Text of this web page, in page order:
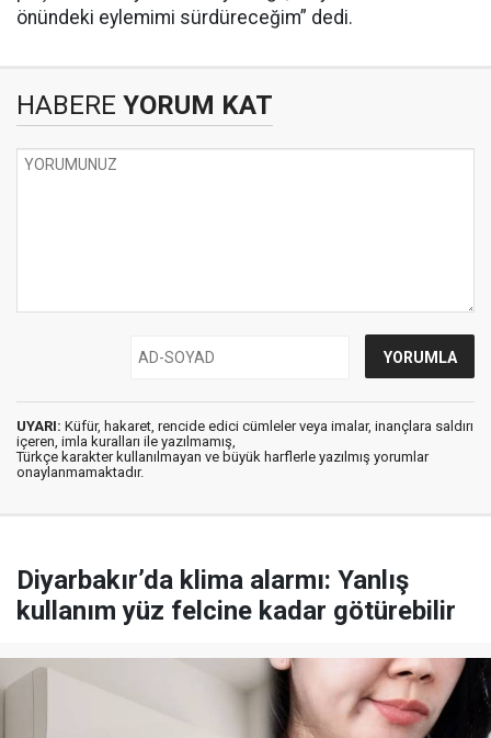
önündeki eylemimi sürdüreceğim” dedi.
HABERE YORUM KAT
UYARI: Küfür, hakaret, rencide edici cümleler veya imalar, inançlara saldırı
içeren, imla kuralları ile yazılmamış,
Türkçe karakter kullanılmayan ve büyük harflerle yazılmış yorumlar
onaylanmamaktadır.
Diyarbakır’da klima alarmı: Yanlış
kullanım yüz felcine kadar götürebilir